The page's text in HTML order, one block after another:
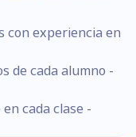
con experiencia en
de cada alumno -
cada clase -